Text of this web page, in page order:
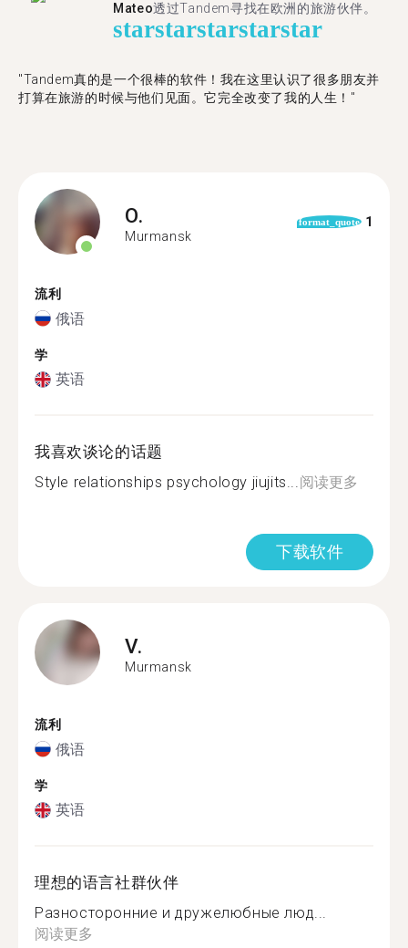
Mateo透过Tandem寻找在欧洲的旅游伙伴。
starstarstarstarstar
"Tandem真的是一个很棒的软件！我在这里认识了很多朋友并
打算在旅游的时候与他们见面。它完全改变了我的人生！"
O.
Murmansk
format_quote 1
流利
俄语
学
英语
我喜欢谈论的话题
Style relationships psychology jiujits...阅读更多
下载软件
V.
Murmansk
流利
俄语
学
英语
理想的语言社群伙伴
Разносторонние и дружелюбные люд...
阅读更多